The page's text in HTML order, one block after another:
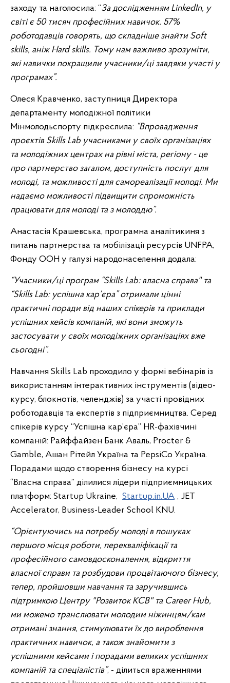
заходу та наголосила: “За дослідженням LinkedIn, у
світі є 50 тисяч професійних навичок. 57%
роботодавців говорять, що складніше знайти Soft
skills, аніж Hard skills. Тому нам важливо зрозуміти,
які навички покращили учасники/ці завдяки участі у
програмах”.
Олеся Кравченко, заступниця Директора
департаменту молодіжної політики
Мінмолодьспорту підкреслила: “Впровадження
проєктів Skills Lab учасниками у своїх організаціях
та молодіжних центрах на рівні міста, регіону - це
про партнерство загалом, доступність послуг для
молоді, та можливості для самореалізації молоді. Ми
надаємо можливості підвищити спроможність
працювати для молоді та з молоддю”.
Анастасія Крашевська, програмна аналітикиня з
питань партнерства та мобілізації ресурсів UNFPA,
Фонду ООН у галузі народонаселення додала:
“Учасники/ці програм “Skills Lab: власна справа" та
“Skills Lab: успішна кар’єра” отримали цінні
практичні поради від наших спікерів та приклади
успішних кейсів компаній, які вони зможуть
застосувати у своїх молодіжних організаціях вже
сьогодні”.
Навчання Skills Lab проходило у формі вебінарів із
використанням інтерактивних інструментів (відео-
курсу, блокнотів, челенджів) за участі провідних
роботодавців та експертів з підприємництва. Серед
спікерів курсу “Успішна кар’єра” HR-фахівчині
компаній: Райффайзен Банк Аваль, Procter &
Gamble, Ашан Рітейл Україна та PepsiCo Україна.
Порадами щодо створення бізнесу на курсі
“Власна справа” ділилися лідери підприємницьких
платформ: Startup Ukraine, Startup.in.UA , JET
Accelerator, Business-Leader School KNU.
“Орієнтуючись на потребу молоді в пошуках
першого місця роботи, перекваліфікації та
професійного самовдосконалення, відкриття
власної справи та розбудови процвітаючого бізнесу,
тепер, пройшовши навчання та заручившись
підтримкою Центру "Розвиток КСВ" та Career Hub,
ми можемо транслювати молодим ніжинцям/кам
отримані знання, стимулювати їх до вироблення
практичних навичок, а також знайомити з
успішними кейсами і порадами великих успішних
компаній та спеціалістів”, - ділиться враженнями